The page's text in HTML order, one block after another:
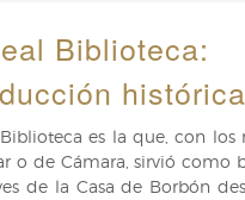
Biblioteca:
histórica
es la que, con los
o de Cámara, sirvió como
de la Casa de Borbón